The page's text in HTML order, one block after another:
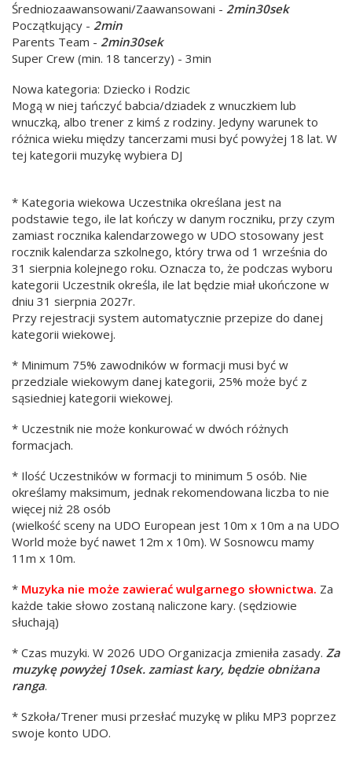
Średniozaawansowani/Zaawansowani - 2min30sek
Początkujący - 2min
Parents Team - 2min30sek
Super Crew (min. 18 tancerzy) - 3min
Nowa kategoria: Dziecko i Rodzic
Mogą w niej tańczyć babcia/dziadek z wnuczkiem lub
wnuczką, albo trener z kimś z rodziny. Jedyny warunek to
różnica wieku między tancerzami musi być powyżej 18 lat. W
tej kategorii muzykę wybiera DJ
* Kategoria wiekowa Uczestnika określana jest na
podstawie tego, ile lat kończy w danym roczniku, przy czym
zamiast rocznika kalendarzowego w UDO stosowany jest
rocznik kalendarza szkolnego, który trwa od 1 września do
31 sierpnia kolejnego roku. Oznacza to, że podczas wyboru
kategorii Uczestnik określa, ile lat będzie miał ukończone w
dniu 31 sierpnia 2027r.
Przy rejestracji system automatycznie przepize do danej
kategorii wiekowej.
* Minimum 75% zawodników w formacji musi być w
przedziale wiekowym danej kategorii, 25% może być z
sąsiedniej kategorii wiekowej.
* Uczestnik nie może konkurować w dwóch różnych
formacjach.
* Ilość Uczestników w formacji to minimum 5 osób. Nie
określamy maksimum, jednak rekomendowana liczba to nie
więcej niż 28 osób
(wielkość sceny na UDO European jest 10m x 10m a na UDO
World może być nawet 12m x 10m). W Sosnowcu mamy
11m x 10m.
* Muzyka nie może zawierać wulgarnego słownictwa. Za
każde takie słowo zostaną naliczone kary. (sędziowie
słuchają)
* Czas muzyki. W 2026 UDO Organizacja zmieniła zasady. Za
muzykę powyżej 10sek. zamiast kary, będzie obniżana
ranga.
* Szkoła/Trener musi przesłać muzykę w pliku MP3 poprzez
swoje konto UDO.